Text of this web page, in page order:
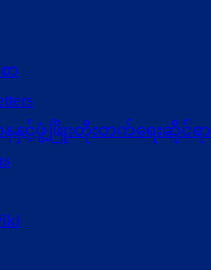
ာ
င့်ဖွံ့ဖြိုးတိုးတက်ရေးဆိုင်ရာ